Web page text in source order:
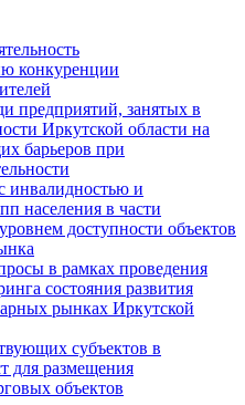
конкуренции
предприятий, занятых в
Иркутской области на
барьеров при
инвалидностью и
населения в части
доступности объектов
в рамках проведения
состояния развития
рынках Иркутской
субъектов в
для размещения
объектов